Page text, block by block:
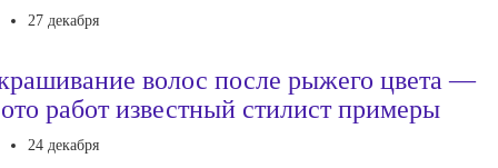
27 декабря
волос после рыжего цвета —
работ известный стилист примеры
24 декабря